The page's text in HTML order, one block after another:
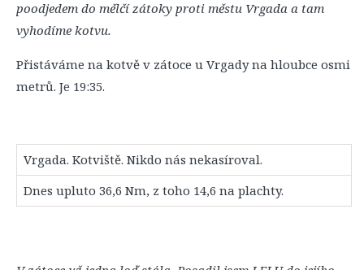
poodjedem do mělčí zátoky proti městu Vrgada a tam
vyhodíme kotvu.
Přistáváme na kotvě v zátoce u Vrgady na hloubce osmi
metrů. Je 19:35.
Vrgada. Kotviště. Nikdo nás nekasíroval.
Dnes upluto 36,6 Nm, z toho 14,6 na plachty.